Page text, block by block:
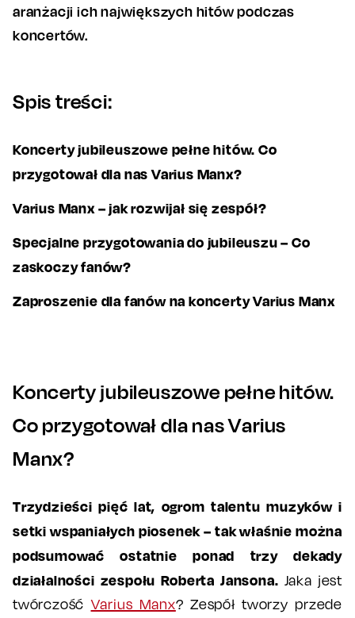
aranżacji ich największych hitów podczas
koncertów.
Spis treści:
Koncerty jubileuszowe pełne hitów. Co
przygotował dla nas Varius Manx?
Varius Manx – jak rozwijał się zespół?
Specjalne przygotowania do jubileuszu – Co
zaskoczy fanów?
Zaproszenie dla fanów na koncerty Varius Manx
Koncerty jubileuszowe pełne hitów.
Co przygotował dla nas Varius
Manx?
Trzydzieści pięć lat, ogrom talentu muzyków i
setki wspaniałych piosenek – tak właśnie można
podsumować ostatnie ponad trzy dekady
działalności zespołu Roberta Jansona. Jaka jest
twórczośćVarius Manx? Zespół tworzy przede